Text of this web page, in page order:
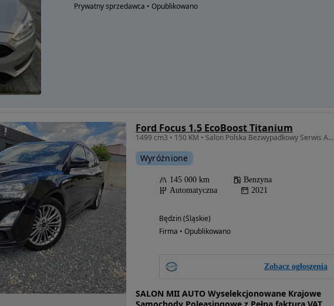
Prywatny sprzedawca • Opublikowano
Ford Focus 1.5 EcoBoost Titanium
1499 cm3 • 150 KM • Salon Polska Bezwypadkowy Serwis ASO Faktura VAT 23% I WŁ
Wyróżnione
145 000 km
Benzyna
Automatyczna
2021
Będzin (Śląskie)
Firma • Opublikowano
Zobacz ogłoszenia
SALON MII AUTO Wyselekcjonowane Krajowe